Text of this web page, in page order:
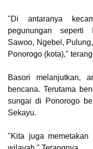
"Di antaranya
pegunungan seperti
Sawoo, Ngebel,
Ponorogo (kota),"
Basori melanjutkan,
bencana. Terutama
sungai di Ponorogo
Sekayu.
"Kita juga memetakan